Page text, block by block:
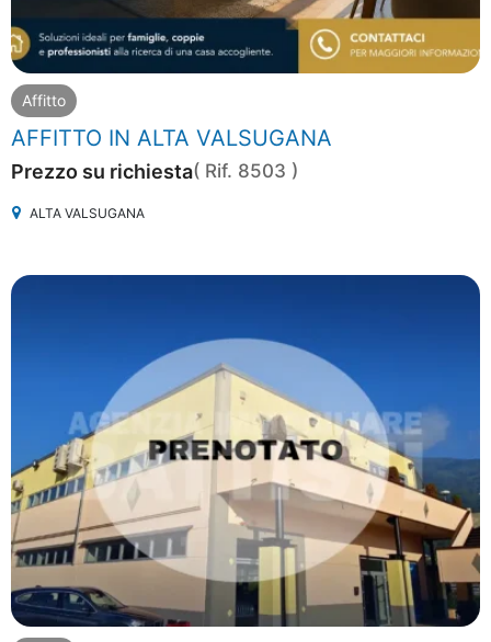
Affitto
AFFITTO IN ALTA VALSUGANA
Prezzo su richiesta( Rif. 8503 )
ALTA VALSUGANA